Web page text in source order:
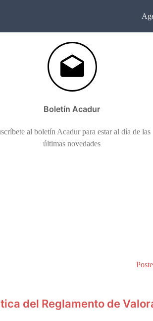
Boletín Acadur
al boletín Acadur para estar al día de las
últimas novedades
del Reglamento de